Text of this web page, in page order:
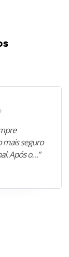
mais seguro
Após o…”